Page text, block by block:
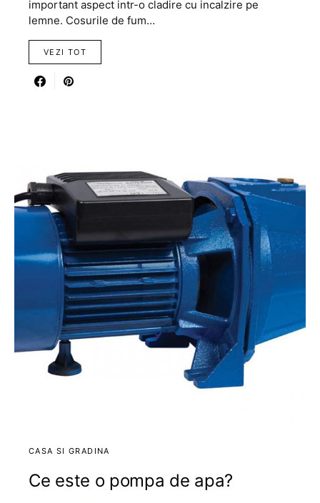
important aspect intr-o cladire cu incalzire pe
lemne. Cosurile de fum…
VEZI TOT
CASA SI GRADINA
Ce este o pompa de apa?